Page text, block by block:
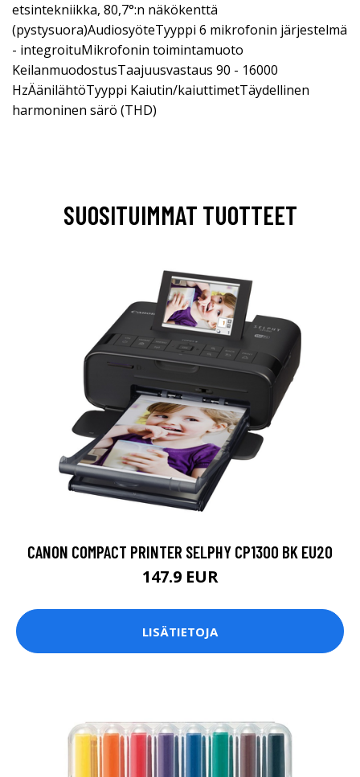
etsintekniikka, 80,7°:n näkökenttä
(pystysuora)AudiosyöteTyyppi 6 mikrofonin järjestelmä
- integroituMikrofonin toimintamuoto
KeilanmuodostusTaajuusvastaus 90 - 16000
HzÄänilähtöTyyppi Kaiutin/kaiuttimetTäydellinen
harmoninen särö (THD)
SUOSITUIMMAT TUOTTEET
CANON COMPACT PRINTER SELPHY CP1300 BK EU20
147.9 EUR
LISÄTIETOJA